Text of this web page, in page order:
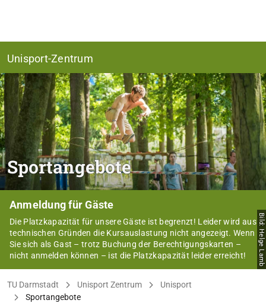
Unisport-Zentrum
Sportangebote
Anmeldung für Gäste
Die Platzkapazität für unsere Gäste ist begrenzt! Leider wird aus
technischen Gründen die Kursauslastung nicht angezeigt. Wenn
Sie sich als Gast – trotz Buchung der Berechtigungskarten –
nicht anmelden können – ist die Platzkapazität leider erreicht!
Bild: Helge Lamb
Sie befinden sich hier:
TU Darmstadt Unisport Zentrum
Unisport
Sportangebote